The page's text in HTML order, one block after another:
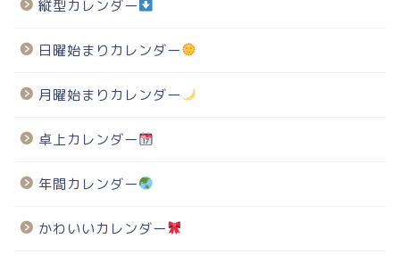
縦型カレンダー
日曜始まりカレンダー
月曜始まりカレンダー
卓上カレンダー
年間カレンダー
かわいいカレンダー